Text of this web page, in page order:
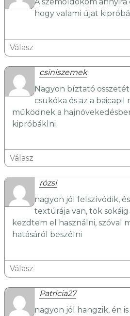
A szemöldököm annyira
hogy valami újat
Válasz
csiniszemek
Nagyon bíztató
csukóka és az a baicapil
működnek a
kipróbáklni
Válasz
rózsi
nagyon jól felszívódik,
textúrája van, tök
kezdtem el használni, szóval
hatásáról beszélni
Válasz
Patrícia27
nagyon jól hangzik, én